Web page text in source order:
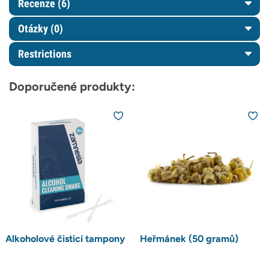
Recenze (6)
Otázky (0)
Restrictions
Doporučené produkty:
Alkoholové čisticí tampony Heřmánek (50 gramů)